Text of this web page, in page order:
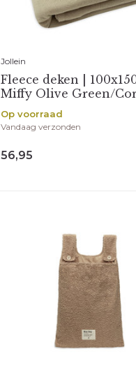
Jollein
Fleece deken |
Miffy Olive Green/
Op voorraad
Vandaag verzonden
56,95